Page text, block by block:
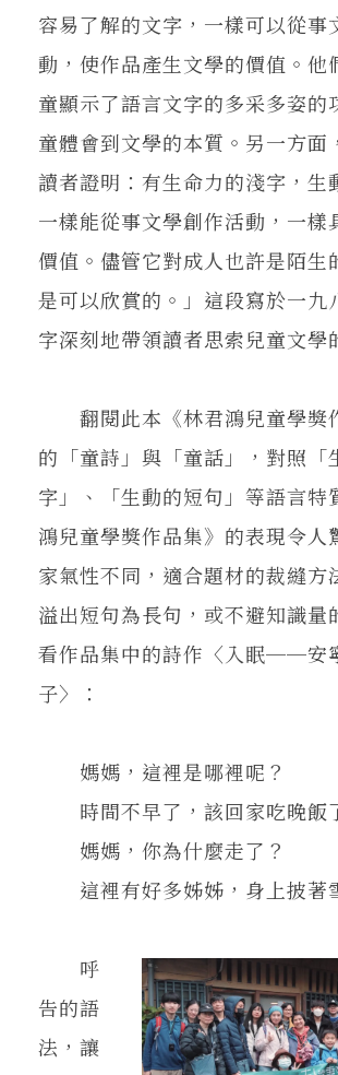
容易了解的文字，一樣可以從事
動，使作品產生文學的價值。他
童顯示了語言文字的多采多姿的
童體會到文學的本質。另一方面
讀者證明：有生命力的淺字，生
一樣能從事文學創作活動，一樣
價值。儘管它對成人也許是陌生
是可以欣賞的。」這段寫於一九
字深刻地帶領讀者思索兒童文學
翻閱此本《林君鴻兒童學獎
的「童詩」與「童話」，對照「
字」、「生動的短句」等語言特
鴻兒童學獎作品集》的表現令人
家氣性不同，適合題材的裁縫方
溢出短句為長句，或不避知識量
看作品集中的詩作〈入眠──安
子〉：
媽媽，這裡是哪裡呢？
時間不早了，該回家吃晚飯
媽媽，你為什麼走了？
這裡有好多姊姊，身上披著
呼
告的語
法，讓